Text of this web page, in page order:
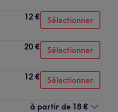
12 € Sélectionner
20 € Sélectionner
12 € Sélectionner
à partir de 18 €